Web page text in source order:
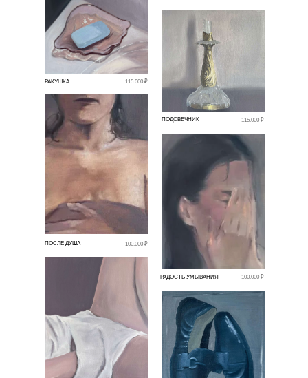
РАКУШКА 115.000 ₽
РАДОСТЬ УМЫВАНИЯ 100.000 ₽
ПОСЛЕ ДУША 100.000 ₽
ПОДСВЕЧНИК 115.000 ₽